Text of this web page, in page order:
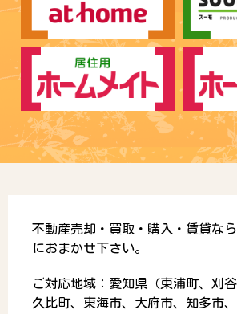
不動産売却・買取・購入・賃貸な
におまかせ下さい。
ご対応地域：愛知県（東浦町、刈
久比町、東海市、大府市、知多市